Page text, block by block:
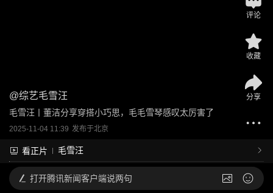
@综艺毛雪汪
毛雪汪丨董洁分享穿搭小巧思，毛毛雪琴感叹太厉害了
2025-11-04 11:39 发布于北京
看正片 毛雪汪
评论
收藏
分享
打开腾讯新闻客户端说两句